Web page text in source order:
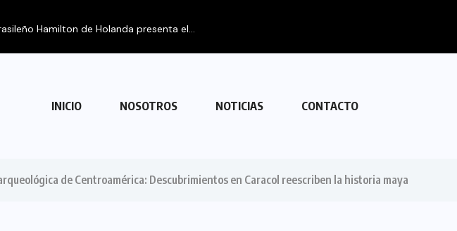
Hamilton de Holanda presenta el...
INICIO NOSOTROS NOTICIAS CONTACTO
de Centroamérica: Descubrimientos en Caracol reescriben la historia maya